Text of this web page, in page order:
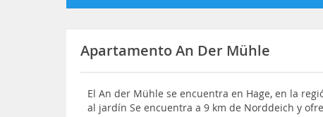
Apartamento An Der Mühle
El An der Mühle se encuentra en Hage, en la
al jardín Se encuentra a 9 km de Norddeich y